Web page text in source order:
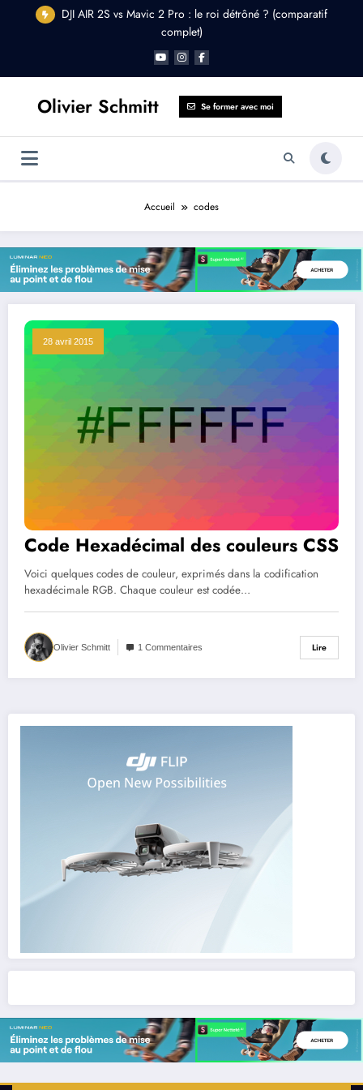
DJI AIR 2S vs Mavic 2 Pro : le roi détrôné ? (comparatif
complet)
Olivier Schmitt Se former avec moi
Accueil codes
28 avril 2015
Code Hexadécimal des couleurs CSS
Voici quelques codes de couleur, exprimés dans la codification
hexadécimale RGB. Chaque couleur est codée…
Olivier Schmitt 1 Commentaires Lire